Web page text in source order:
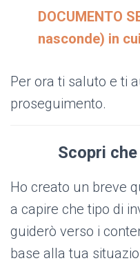
DOCUMENTO
nasconde) in
Per ora ti saluto e ti
proseguimento.
Scopri
Ho creato un breve
a capire che tipo di
guiderò verso i
base alla tua